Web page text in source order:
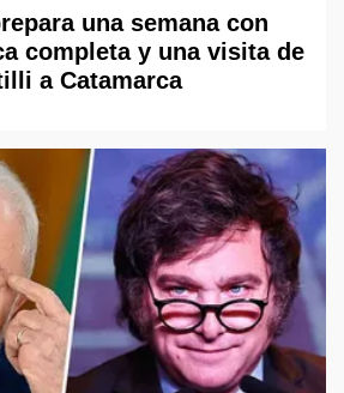
una semana con
completa y una visita de
a Catamarca